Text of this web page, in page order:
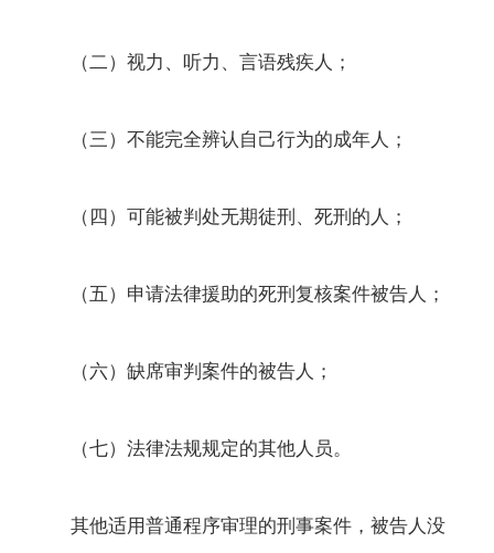
（二）视力、听力、言语残疾人；
（三）不能完全辨认自己行为的成年人；
（四）可能被判处无期徒刑、死刑的人；
（五）申请法律援助的死刑复核案件被告人；
（六）缺席审判案件的被告人；
（七）法律法规规定的其他人员。
其他适用普通程序审理的刑事案件，被告人没